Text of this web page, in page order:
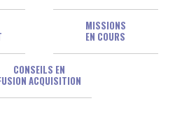
MISSIONS
EN COURS
CONSEILS EN
ACQUISITION